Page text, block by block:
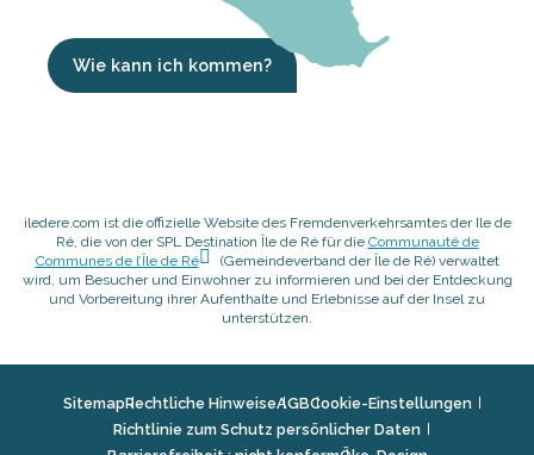
Wie kann ich kommen?
iledere.com ist die offizielle Website des Fremdenverkehrsamtes der Ile de
Ré, die von der SPL Destination Île de Ré für die Communauté de
Communes de l’Île de Ré
(Gemeindeverband der Île de Ré) verwaltet
wird, um Besucher und Einwohner zu informieren und bei der Entdeckung
und Vorbereitung ihrer Aufenthalte und Erlebnisse auf der Insel zu
unterstützen.
SitemapRechtliche HinweiseAGBCookie-Einstellungen
Richtlinie zum Schutz persönlicher Daten